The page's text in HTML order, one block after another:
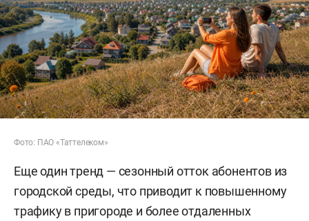
Фото: ПАО «Таттелеком»
Еще один тренд — сезонный отток абонентов из
городской среды, что приводит к повышенному
трафику в пригороде и более отдаленных